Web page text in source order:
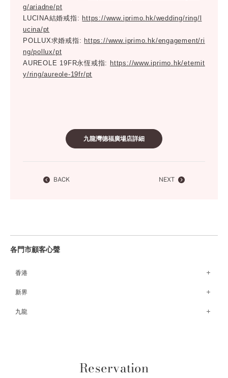
g/ariadne/pt
LUCINA結婚戒指: https://www.iprimo.hk/wedding/ring/l
ucina/pt
POLLUX求婚戒指: https://www.iprimo.hk/engagement/ri
ng/pollux/pt
AUREOLE 19FR永恆戒指: https://www.iprimo.hk/eternit
y/ring/aureole-19fr/pt
九龍灣德福廣場店詳細
BACK NEXT
各門市顧客心聲
香港
銅鑼灣Fashion Walk店
新界
荃灣荃新天地店
九龍
Reservation